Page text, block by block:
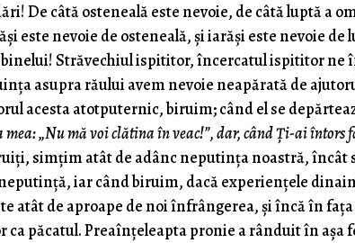
De câtă osteneală este nevoie, de câtă luptă a
este nevoie de osteneală, și iarăși este nevoie
Străvechiul ispititor, încercatul ispititor ne
asupra răului avem nevoie neapărată de
acesta atotputernic, biruim; când el se
mea: „Nu mă voi clătina în veac!”, dar, când Ți-ai întors
simțim atât de adânc neputința noastră, încât
iar când biruim, dacă experiențele
atât de aproape de noi înfrângerea, și încă în
ca păcatul. Preaînțeleapta pronie a rânduit în așa